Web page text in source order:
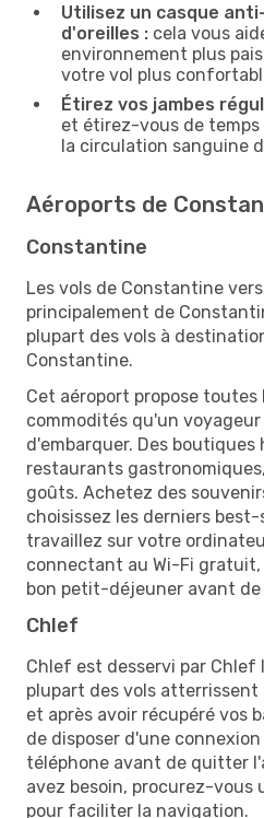
Utilisez un casque
d'oreilles : cela vous
environnement plus
votre vol plus
Étirez vos jambes
et étirez-vous de
la circulation sanguine
Aéroports de
Constantine
Les vols de Constantine
principalement de
plupart des vols à
Constantine.
Cet aéroport propose
commodités qu'un
d'embarquer. Des boutiques
restaurants
goûts. Achetez des
choisissez les derniers
travaillez sur votre
connectant au Wi-Fi
bon petit-déjeuner avant de
Chlef
Chlef est desservi par
plupart des vols atterrissent
et après avoir récupéré vos
de disposer d'une
téléphone avant de quitter
avez besoin, procurez-vous
pour faciliter la navigation.